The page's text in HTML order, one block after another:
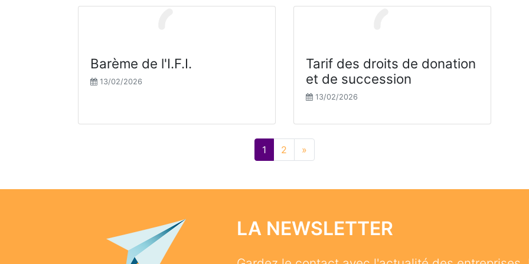
Barème de l'I.F.I.
13/02/2026
Tarif des droits de donation
et de succession
13/02/2026
1 2 »
LA NEWSLETTER